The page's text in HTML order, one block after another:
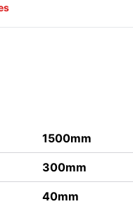
1500mm
300mm
40mm